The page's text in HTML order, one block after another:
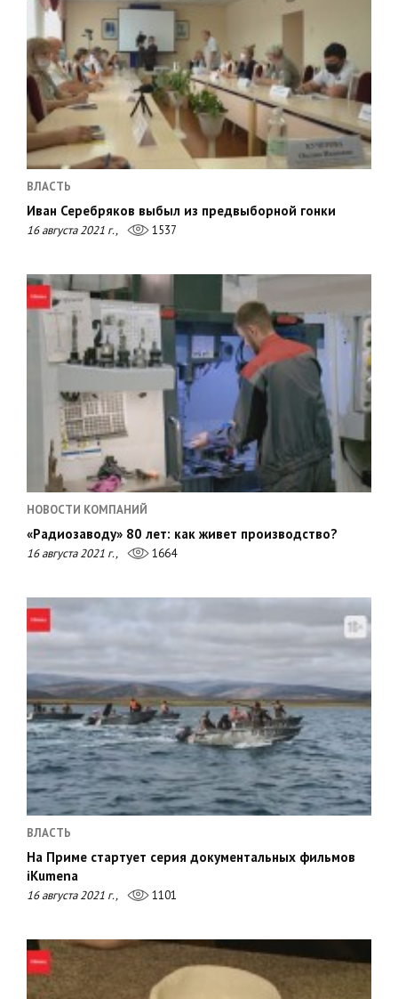
ВЛАСТЬ
Иван Серебряков выбыл из предвыборной гонки
16 августа 2021 г., 1537
НОВОСТИ КОМПАНИЙ
«Радиозаводу» 80 лет: как живет производство?
16 августа 2021 г., 1664
ВЛАСТЬ
На Приме стартует серия документальных фильмов
iKumena
16 августа 2021 г., 1101